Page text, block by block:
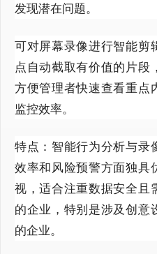
发现潜在问题。
可对屏幕录像进行智能剪
点自动截取有价值的片段
方便管理者快速查看重点
监控效率。
特点：智能行为分析与录
效率和风险预警方面独具
视，适合注重数据安全且
的企业，特别是涉及创意
的企业。